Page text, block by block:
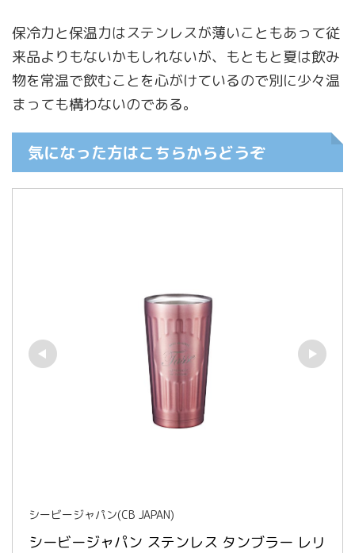
保冷力と保温力はステンレスが薄いこともあって従
来品よりもないかもしれないが、もともと夏は飲み
物を常温で飲むことを心がけているので別に少々温
まっても構わないのである。
気になった方はこちらからどうぞ
シービージャパン(CB JAPAN)
シービージャパン ステンレス タンブラー レリ